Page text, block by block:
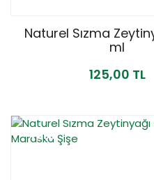
Naturel Sızma
ml
125,00 TL
YENİ